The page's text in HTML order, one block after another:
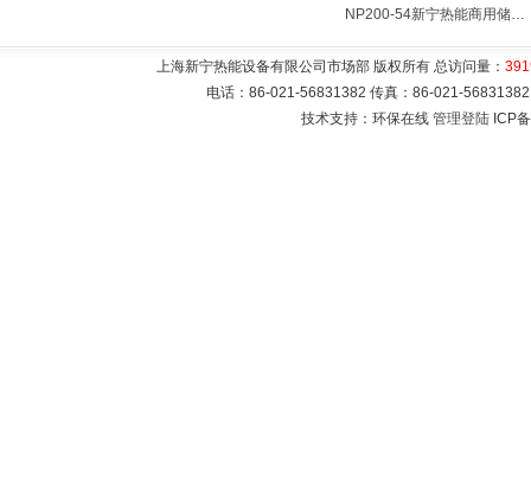
NP200-54新宁热能商用储水式电热水器V=200升N=54千瓦
上海新宁热能设备有限公司市场部 版权所有 总访问量：
电话：86-021-56831382 传真：86-021-
技术支持：环保在线 管理登陆 ICP